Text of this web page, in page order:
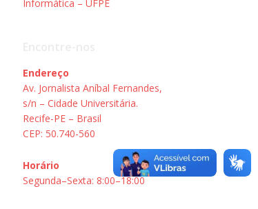
Informática – UFPE
Endereço
Av. Jornalista Aníbal Fernandes,
s/n – Cidade Universitária.
Recife-PE – Brasil
CEP: 50.740-560
Horário
Segunda–Sexta: 8:00–18:00